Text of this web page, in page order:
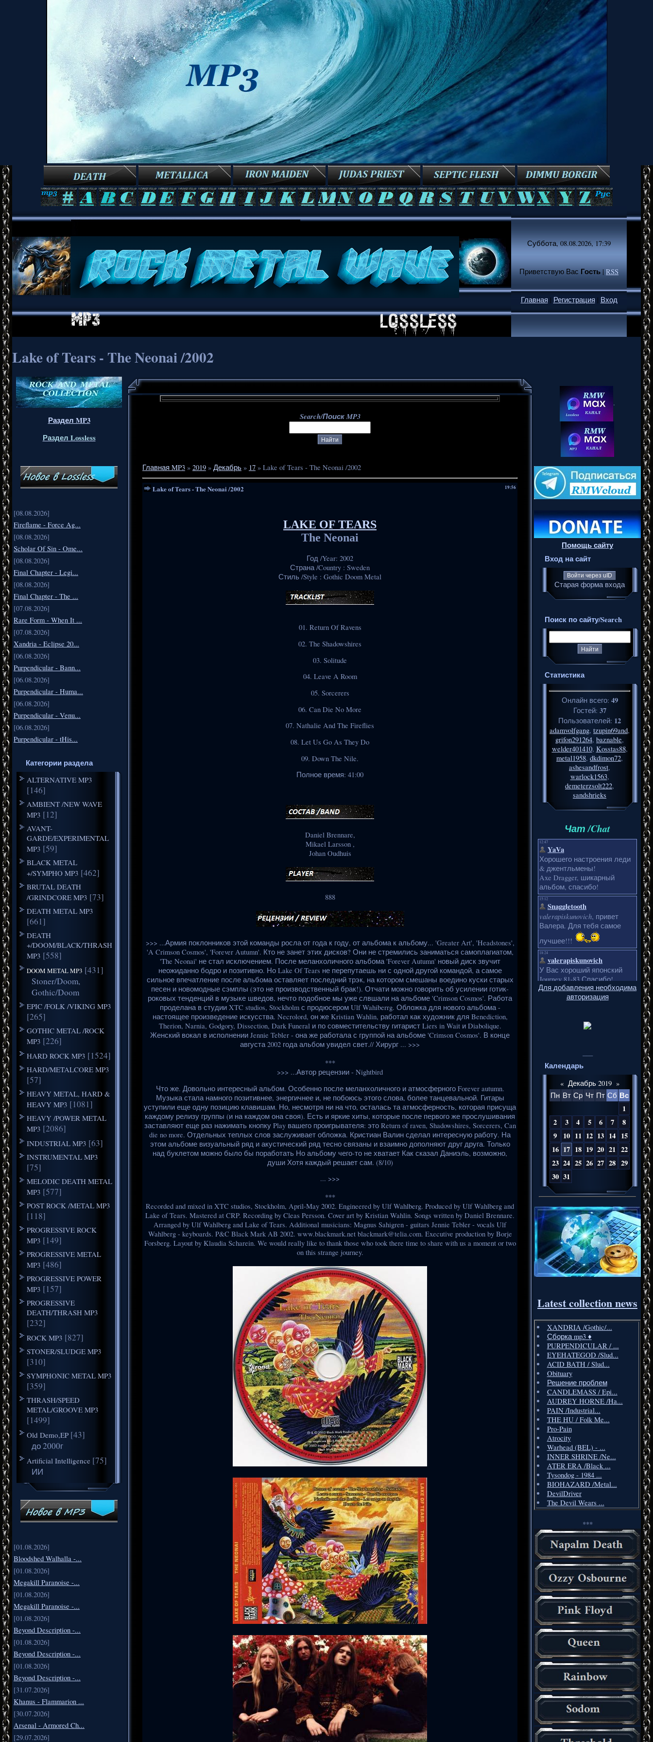
Суббота, 08.08.2026, 17:39
Приветствую Вас Гость|RSS
Главная | Регистрация | Вход
Lake of Tears - The Neonai /2002
Раздел MP3
Раздел Lossless
[08.08.2026]
Fireflame - Force Ag...
[08.08.2026]
Scholar Of Sin - Ome...
[08.08.2026]
Final Chapter - Legi...
[08.08.2026]
Final Chapter - The ...
[07.08.2026]
Rare Form - When It ...
[07.08.2026]
Xandria - Eclipse 20...
[06.08.2026]
Purpendicular - Bann...
[06.08.2026]
Purpendicular - Huma...
[06.08.2026]
Purpendicular - Venu...
[06.08.2026]
Purpendicular - tHis...
Категории раздела
ALTERNATIVE MP3
[146]
AMBIENT /NEW WAVE
MP3 [12]
AVANT-
GARDE/EXPERIMENTAL
MP3 [59]
BLACK METAL
+/SYMPHO MP3 [462]
BRUTAL DEATH
/GRINDCORE MP3 [73]
DEATH METAL MP3
[661]
DEATH
+/DOOM/BLACK/THRASH
MP3 [558]
DOOM METAL MP3 [431]
Stoner/Doom,
Gothic/Doom
EPIC /FOLK /VIKING MP3
[265]
GOTHIC METAL /ROCK
MP3 [226]
HARD ROCK MP3 [1524]
HARD/METALCORE MP3
[57]
HEAVY METAL, HARD &
HEAVY MP3 [1081]
HEAVY /POWER METAL
MP3 [2086]
INDUSTRIAL MP3 [63]
INSTRUMENTAL MP3
[75]
MELODIC DEATH METAL
MP3 [577]
POST ROCK /METAL MP3
[118]
PROGRESSIVE ROCK
MP3 [149]
PROGRESSIVE METAL
MP3 [486]
PROGRESSIVE POWER
MP3 [157]
PROGRESSIVE
DEATH/THRASH MP3
[232]
ROCK MP3 [827]
STONER/SLUDGE MP3
[310]
SYMPHONIC METAL MP3
[359]
THRASH/SPEED
METAL/GROOVE MP3
[1499]
Old Demo,EP [43]
до 2000г
Artificial Intelligence [75]
ИИ
[01.08.2026]
Bloodshed Walhalla -...
[01.08.2026]
Megakill Paranoise -...
[01.08.2026]
Megakill Paranoise -...
[01.08.2026]
Beyond Description -...
[01.08.2026]
Beyond Description -...
[01.08.2026]
Beyond Description -...
[31.07.2026]
Khanus - Flammarion ...
[30.07.2026]
Arsenal - Armored Ch...
[29.07.2026]
Search/Поиск MP3
Главная MP3 » 2019 » Декабрь » 17 » Lake of Tears - The Neonai /2002
19:56
Lake of Tears - The Neonai /2002
LAKE OF TEARS
The Neonai
Год /Year: 2002
Страна /Country : Sweden
Стиль /Style : Gothic Doom Metal
01. Return Of Ravens
02. The Shadowshires
03. Solitude
04. Leave A Room
05. Sorcerers
06. Can Die No More
07. Nathalie And The Fireflies
08. Let Us Go As They Do
09. Down The Nile.
Полное время: 41:00
Daniel Brennare,
Mikael Larsson ,
Johan Oudhuis
888
>>> ...Армия поклонников этой команды росла от года к году, от альбома к альбому... 'Greater Art', 'Headstones',
'A Crimson Cosmos', 'Forever Autumn'. Кто не занет этих дисков? Они не стремились заниматься самоплагиатом,
'The Neonai' не стал исключением. После меланхоличного альбома 'Forever Autumn' новый диск звучит
неожиданно бодро и позитивно. Но Lake Of Tears не перепутаешь ни с одной другой командой, а самое
сильное впечатление после альбома оставляет последний трэк, на котором смешаны воедино куски старых
песен и новомодные сэмплы (это не производственный брак!). Отчати можно говорить об усилении готик-
роковых тенденций в музыке шведов, нечто подобное мы уже слвшали на альбоме 'Crimson Cosmos'. Работа
проделана в студии XTC studios, Stockholm с продюсером Ulf Wahiberrg. Обложка для нового альбома -
настоящее произведение искусства. Necrolord, он же Kristian Wahlin, работал как художник для Benediction,
Therion, Narnia, Godgory, Dissection, Dark Funeral и по совместительству гитарист Liers in Wait и Diabolique.
Женский вокал в исполнении Jennie Tebler - она же работала с группой на альбоме 'Crimson Cosmos'. В конце
августа 2002 года альбом увидел свет.// Хирург ... >>>
***
>>> ...Автор рецензии - Nightbird
Что же. Довольно интересный альбом. Особенно после меланхоличного и атмосферного Forever autumn.
Музыка стала намного позитивнее, энергичнее и, не побоюсь этого слова, более танцевальной. Гитары
уступили еще одну позицию клавишам. Но, несмотря ни на что, осталась та атмосферность, которая присуща
каждому релизу группы (и на каждом она своя). Есть и яркие хиты, которые после первого же прослушивания
заставляют еще раз нажимать кнопку Play вашего проигрывателя: это Return of raven, Shadowshires, Sorcerers, Can
die no more. Отдельных теплых слов заслуживает обложка. Кристиан Валин сделал интересную работу. На
этом альбоме визуальный ряд и акустический ряд тесно связаны и взаимно дополняют друг друга. Только
над буклетом можно было бы поработать Но альбому чего-то не хватает Как сказал Даниэль, возможно,
души Хотя каждый решает сам. (8/10)
... >>>
***
Recorded and mixed in XTC studios, Stockholm, April-May 2002. Engineered by Ulf Wahlberg. Produced by Ulf Wahlberg and
Lake of Tears. Mastered at CRP. Recording by Cleas Persson. Cover art by Kristian Wahlin. Songs written by Daniel Brennare.
Arranged by Ulf Wahlberg and Lake of Tears. Additional musicians: Magnus Sahigren - guitars Jennie Tebler - vocals Ulf
Wahlberg - keyboards. P&C Black Mark AB 2002. www.blackmark.net blackmark@telia.com. Executive production by Borje
Forsberg. Layout by Klaudia Scharein. We would really like to thank those who took there time to share with us a moment or two
on this strange journey.
.
Помощь сайту
Вход на сайт
Войти через uID
Старая форма входа
Поиск по сайту/Search
Статистика
Онлайн всего: 49
Гостей: 37
Пользователей: 12
adamvolfgang, tzupin69and,
grifon291264, baznable,
welder401410, Kosstas88,
metal1958, dkdimon72,
ashesandfrost,
warlock1563,
demeterzsolt222,
sandshrieks
Чат /Chat
Для добавления необходима
авторизация
Календарь
« Декабрь 2019 »
Пн Вт Ср Чт Пт Сб Вс
1
2
3 4 5 6 7
8
9
10 11 12 13 14 15
16 17 18 19 20 21 22
23 24 25 26 27 28 29
30 31
Latest collection news
XANDRIA /Gothic/...
Сборка mp3 ♦️
PURPENDICULAR / ...
EYEHATEGOD /Slud...
ACID BATH / Slud...
Obituary
Решение проблем
CANDLEMASS / Epi...
AUDREY HORNE /Ha...
PAIN /Industrial...
THE HU / Folk Me...
Pro-Pain
Atrocity
Warhead (BEL) - ...
INNER SHRINE /Ne...
ATER ERA /Black ...
Tysondog - 1984 ...
BIOHAZARD /Metal...
DevilDriver
The Devil Wears ...
***